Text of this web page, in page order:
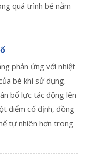
quá trình bé nằm
phản ứng với nhiệt
bé khi sử dụng.
bổ lực tác động lên
điểm cố định, đồng
tự nhiên hơn trong